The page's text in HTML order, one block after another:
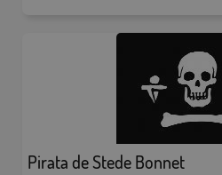
Pirata de Stede Bonnet